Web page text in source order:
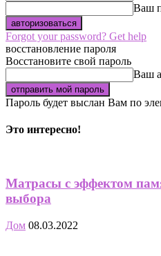
Ваш
Forgot your password? Get help
восстановление пароля
Восстановите свой пароль
Ваш
Пароль будет выслан Вам по
Это интересно!
Матрасы с эффектом
выбора
Дом 08.03.2022